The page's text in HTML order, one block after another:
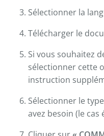
Sélectionner la
Télécharger le
Si vous souhaitez
sélectionner cette
instruction
Sélectionner le
avez besoin (le cas